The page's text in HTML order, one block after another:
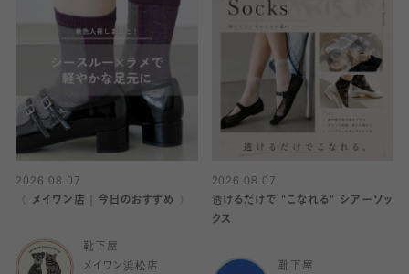
2026.08.07
〈 メイワン店｜今日のおすすめ 〉
靴下屋
メイワン浜松店
2026.08.07
透けるだけで "こなれる" シアーソッ
クス
靴下屋